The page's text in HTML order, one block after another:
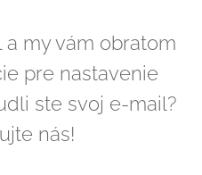
my vám obratom
pre nastavenie
ste svoj e-mail?
nás!